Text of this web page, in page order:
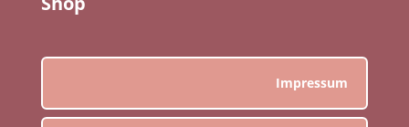
Impressum